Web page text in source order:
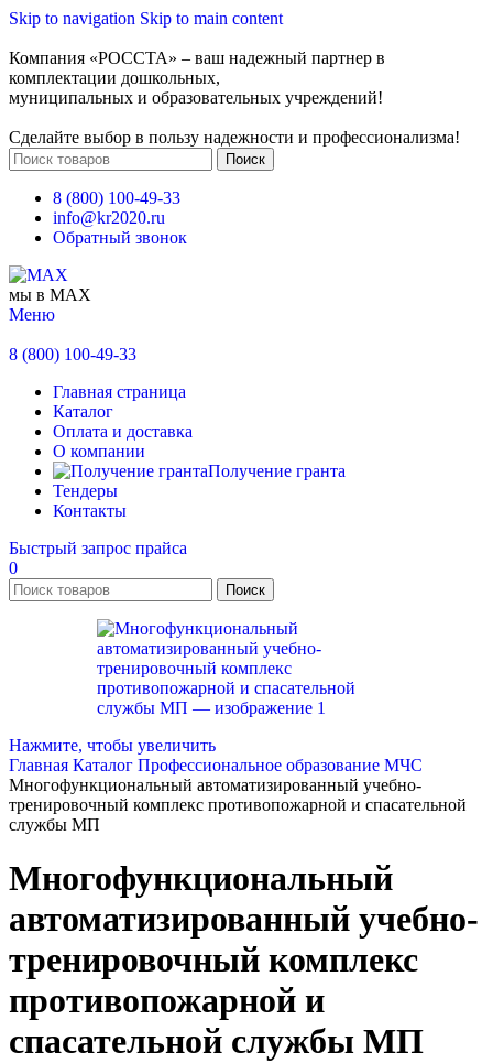
Skip to navigation Skip to main content
Компания «РОССТА» – ваш надежный партнер в
комплектации дошкольных,
муниципальных и образовательных учреждений!
Сделайте выбор в пользу надежности и профессионализма!
Поиск
8 (800) 100-49-33
info@kr2020.ru
Обратный звонок
мы в MAX
Меню
8 (800) 100-49-33
Главная страница
Каталог
Оплата и доставка
О компании
Получение гранта
Тендеры
Контакты
Быстрый запрос прайса
0
Поиск
Нажмите, чтобы увеличить
Главная Каталог Профессиональное образование МЧС
Многофункциональный автоматизированный учебно-
тренировочный комплекс противопожарной и спасательной
службы МП
Многофункциональный
автоматизированный учебно-
тренировочный комплекс
противопожарной и
спасательной службы МП